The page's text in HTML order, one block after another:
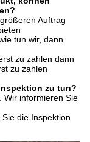
Auftrag
tun wir, dann
zu zahlen dann
zu zahlen
zu tun?
Wir informieren Sie
die Inspektion